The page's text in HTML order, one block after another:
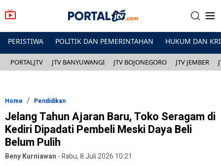
PERISTIWA POLITIK DAN PEMERINTAHAN HUKUM DAN
PORTALJTV JTV BANYUWANGI JTV BOJONEGORO JTV JEMBER
Home Pendidikan
Jelang Tahun Ajaran Baru, Toko Seragam di
Kediri Dipadati Pembeli Meski Daya Beli
Belum Pulih
Beny Kurniawan -Rabu, 8 Juli 2026 10:21